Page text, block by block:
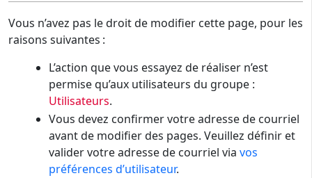
Vous n’avez pas le droit de modifier cette page, pour les
raisons suivantes :
L’action que vous essayez de réaliser n’est
permise qu’aux utilisateurs du groupe :
Utilisateurs.
Vous devez confirmer votre adresse de courriel
avant de modifier des pages. Veuillez définir et
valider votre adresse de courriel via vos
préférences d’utilisateur.